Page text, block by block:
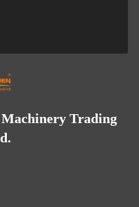
Machinery Trading